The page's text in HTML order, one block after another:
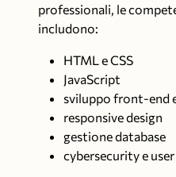
professionali, le
includono:
HTML e CSS
JavaScript
sviluppo front-end
responsive design
gestione database
cybersecurity e